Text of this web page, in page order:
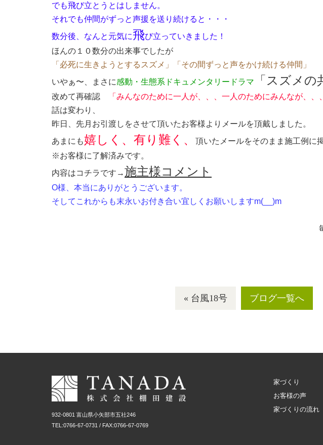
でも飛び立とうとはしません。
それでも仲間がずっと声援を送り続けると・・・
数分後、なんと元気に飛び立っていきました！
ほんの１０数分の出来事でしたが
「必死に生きようとするスズメ」「その間ずっと声をかけ続ける仲間」
いやぁ〜、まさに感動・生態系ドキュメンタリードラマ 「スズメの
改めて再確認
「みんなのために一人が、、、一人のためにみんなが、、
話は変わり、
昨日、先月お引渡しをさせて頂いたお客様よりメールを頂戴しました。
あまにも嬉しく、有り難く、
頂いたメールをそのまま施工例に
※お客様に了解済みです。
内容はコチラです →施主様コメント
O様、本当にありがとうございます。
そしてこれからも末永いお付き合い宜しくお願いしますm(__)m
毎朝、息子よりも
« 台風18号 ブログ一覧へ
932-0801 富山県小矢部市五社246
TEL:0766-67-0731 / FAX:0766-67-0769
家づくり
お客様の声
家づくりの流れ